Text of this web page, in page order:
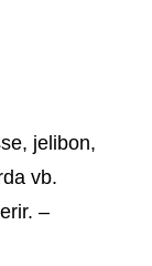
jelibon,
vb.
–